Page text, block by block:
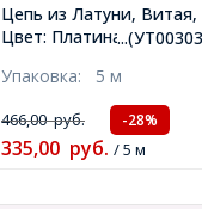
Цепь из Латуни, Витая,
Цвет: Платина, Звено:
Упаковка: 5 м
466,00руб. -28%
335,00 руб. / 5 м